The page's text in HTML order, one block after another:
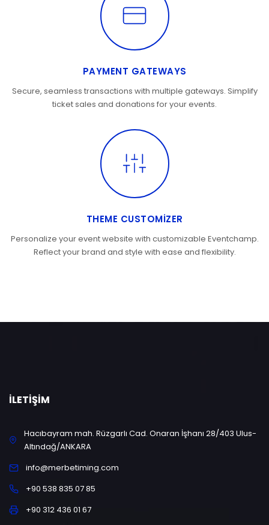
PAYMENT GATEWAYS
Secure, seamless transactions with multiple gateways. Simplify
ticket sales and donations for your events.
THEME CUSTOMIZER
Personalize your event website with customizable Eventchamp.
Reflect your brand and style with ease and flexibility.
İLETIŞIM
Hacıbayram mah. Rüzgarlı Cad. Onaran İşhanı 28/403 Ulus-
Altındağ/ANKARA
info@merbetiming.com
+90 538 835 07 85
+90 312 436 01 67